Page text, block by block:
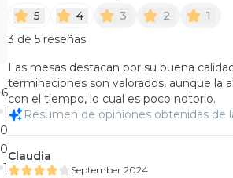
6
1
0
0
1
5 4 3 2
1
3 de 5 reseñas
Las mesas destacan por su buena
terminaciones son valorados, aunque la
con el tiempo, lo cual es poco notorio.
Resumen de opiniones obtenidas de
Claudia
September 2024